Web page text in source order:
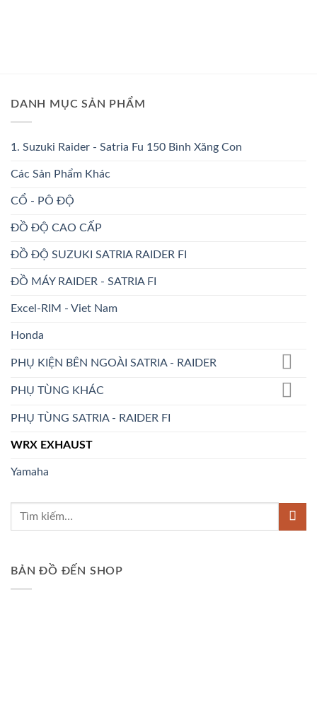
DANH MỤC SẢN PHẨM
1. Suzuki Raider - Satria Fu 150 Bình Xăng Con
Các Sản Phẩm Khác
CỔ - PÔ ĐỘ
ĐỒ ĐỘ CAO CẤP
ĐỒ ĐỘ SUZUKI SATRIA RAIDER FI
ĐỒ MÁY RAIDER - SATRIA FI
Excel-RIM - Viet Nam
Honda
PHỤ KIỆN BÊN NGOÀI SATRIA - RAIDER
PHỤ TÙNG KHÁC
PHỤ TÙNG SATRIA - RAIDER FI
WRX EXHAUST
Yamaha
BẢN ĐỒ ĐẾN SHOP